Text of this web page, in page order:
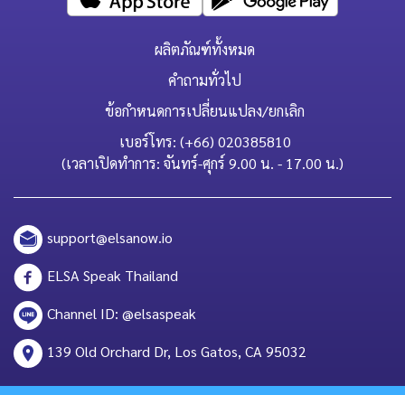
ผลิตภัณฑ์ทั้งหมด
คำถามทั่วไป
ข้อกำหนดการเปลี่ยนแปลง/ยกเลิก
เบอร์โทร: (+66) 020385810
(เวลาเปิดทำการ: จันทร์-ศุกร์ 9.00 น. - 17.00 น.)
support@elsanow.io
ELSA Speak Thailand
Channel ID: @elsaspeak
139 Old Orchard Dr, Los Gatos, CA 95032